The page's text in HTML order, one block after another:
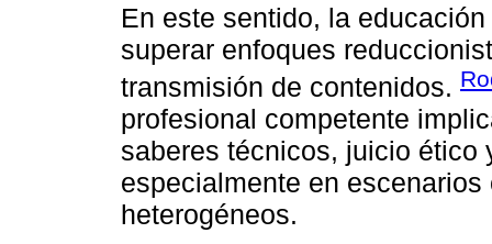
En este sentido, la
superar enfoques
transmisión de contenidos.
profesional competente
saberes técnicos, juicio
especialmente en
heterogéneos.